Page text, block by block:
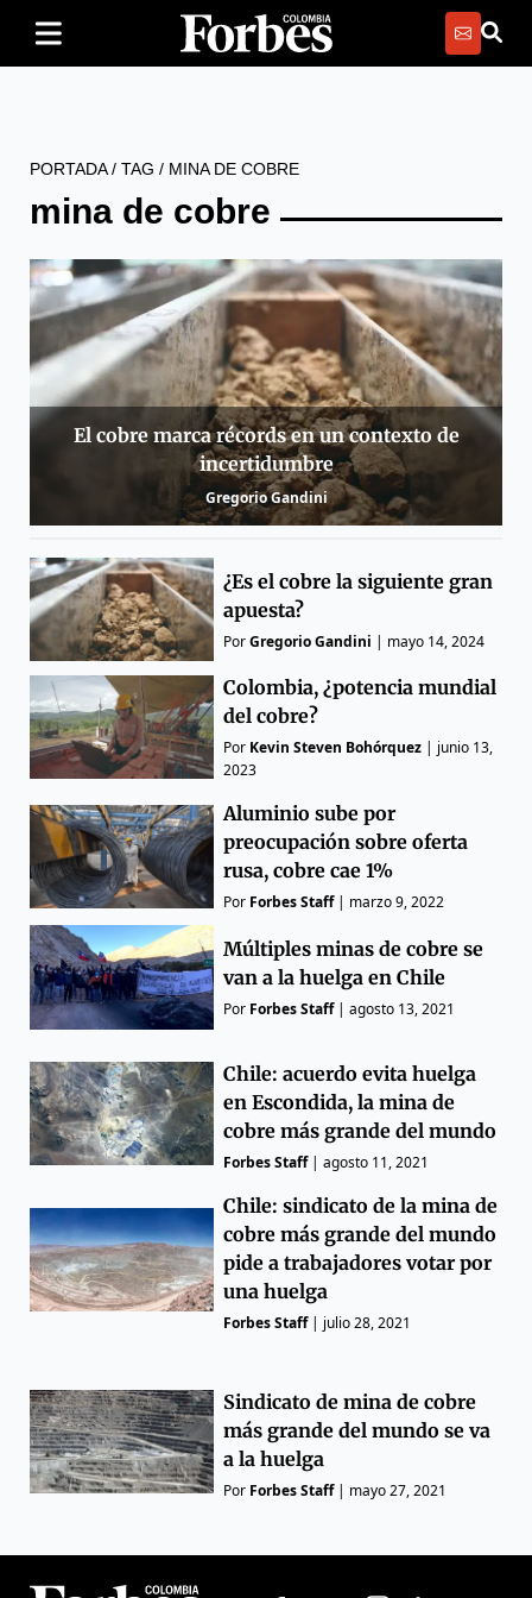
PORTADA/ TAG / MINA DE COBRE
mina de cobre
El cobre marca récords en un contexto de
incertidumbre
Gregorio Gandini
¿Es el cobre la siguiente gran
apuesta?
PorGregorio Gandini | mayo 14, 2024
Colombia, ¿potencia mundial
del cobre?
Por Kevin Steven Bohórquez | junio 13,
2023
Aluminio sube por
preocupación sobre oferta
rusa, cobre cae 1%
Por Forbes Staff| marzo 9, 2022
Múltiples minas de cobre se
van a la huelga en Chile
Por Forbes Staff|agosto 13, 2021
Chile: acuerdo evita huelga
en Escondida, la mina de
cobre más grande del mundo
Forbes Staff|agosto 11, 2021
Chile: sindicato de la mina de
cobre más grande del mundo
pide a trabajadores votar por
una huelga
Forbes Staff| julio 28, 2021
Sindicato de mina de cobre
más grande del mundo se va
a la huelga
Por Forbes Staff| mayo 27, 2021